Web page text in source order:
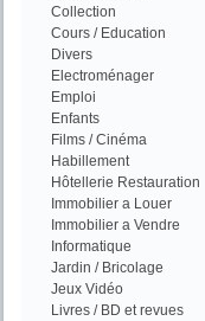
Collection
Cours / Education
Divers
Electroménager
Emploi
Enfants
Films / Cinéma
Habillement
Hôtellerie Restauration
Immobilier a Louer
Immobilier a Vendre
Informatique
Jardin / Bricolage
Jeux Vidéo
Livres / BD et revues